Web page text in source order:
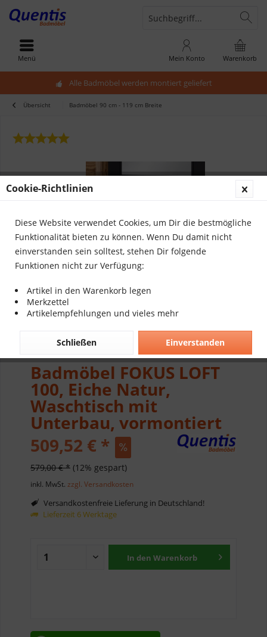
Alle Badmöbel werden montiert geliefert
Warenkorb
Mein Konto
Menü
Übersicht Badmöbel 90 cm - 119 cm Breite
Badmöbel FOKUS LOFT
100, Eiche Natur,
Waschtisch mit
Unterbau, vormontiert
509,52 € *
579,00 € * (12% gespart)
inkl. MwSt. zzgl. Versandkosten
Versandkostenfreie Lieferung in Deutschland!
Lieferzeit 6 Werktage
In den Warenkorb
Cookie-Richtlinien
Diese Website verwendet Cookies, um Dir die bestmögliche
Funktionalität bieten zu können. Wenn Du damit nicht
einverstanden sein solltest, stehen Dir folgende
Funktionen nicht zur Verfügung:
Artikel in den Warenkorb legen
Merkzettel
Artikelempfehlungen und vieles mehr
Einverstanden
Schließen